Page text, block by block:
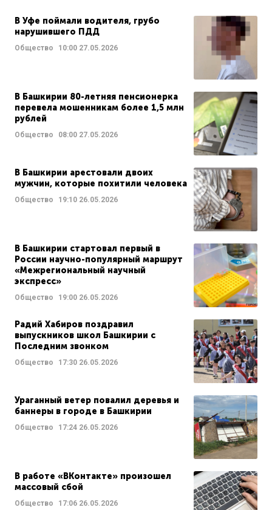
В Уфе поймали водителя, грубо
нарушившего ПДД
Общество 10:00 27.05.2026
В Башкирии 80-летняя пенсионерка
перевела мошенникам более 1,5 млн
рублей
Общество 08:00 27.05.2026
В Башкирии арестовали двоих
мужчин, которые похитили человека
Общество 19:10 26.05.2026
В Башкирии стартовал первый в
России научно-популярный маршрут
«Межрегиональный научный
экспресс»
Общество 19:00 26.05.2026
Радий Хабиров поздравил
выпускников школ Башкирии с
Последним звонком
Общество 17:30 26.05.2026
Ураганный ветер повалил деревья и
баннеры в городе в Башкирии
Общество 17:24 26.05.2026
В работе «ВКонтакте» произошел
массовый сбой
Общество 17:06 26.05.2026